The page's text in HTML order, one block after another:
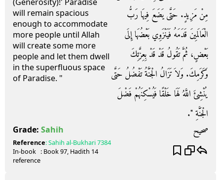
will remain spacious
enough to accommodate
more people until Allah
will create some more
people and let them dwell
in the superfluous space
of Paradise. "
مِنْ مَزِيدٍ‏.‏ حَتَّى يَضَعَ فِيهَا رَبُّ
الْعَالَمِينَ قَدَمَهُ فَيَنْزَوِي بَعْضُهَا إِلَى
بَعْضٍ، ثُمَّ تَقُولُ قَدْ قَدْ بِعِزَّتِكَ
وَكَرَمِكَ‏.‏ وَلاَ تَزَالُ الْجَنَّةُ تَفْضُلُ حَتَّى
يُنْشِئَ اللَّهُ لَهَا خَلْقًا فَيُسْكِنَهُمْ فَضْلَ
الْجَنَّةِ ‏"‏‏.‏
Grade: Sahih صحيح
Reference:Sahih al-Bukhari7384
In-book
reference
: Book97, Hadith 14